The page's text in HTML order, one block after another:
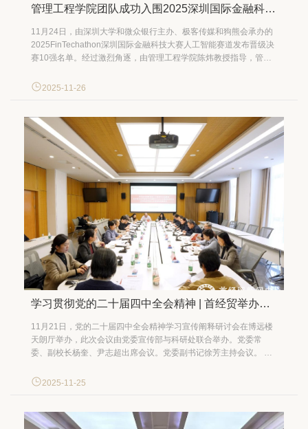
管理工程学院团队成功入围2025深圳国际金融科技大赛决赛
11月24日，由深圳大学和微众银行主办、极客传媒和狗熊会承办的
2025FinTechathon深圳国际金融科技大赛人工智能赛道发布晋级决
赛10强名单。经过激烈角逐，由管理工程学院陈炜教授指导，管理
借作品《LLM驱动下融合数据底座和智能投资的金融服务解决方
2025-11-26
学习贯彻党的二十届四中全会精神 | 首经贸举办党的二十届四中全会精神学习宣传阐释研讨会
11月21日，党的二十届四中全会精神学习宣传阐释研讨会在博远楼
天朗厅举办，此次会议由党委宣传部与科研处联合举办。党委常
委、副校长杨奎、尹志超出席会议。党委副书记徐芳主持会议。 徐
个时期的重大政治任务。党中央和北京市委印发文件，对学习宣传
2025-11-25